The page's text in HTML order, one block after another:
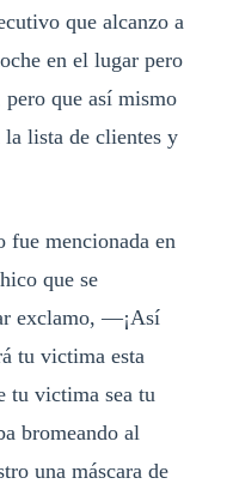
que alcanzo a
en el lugar pero
que así mismo
la lista de clientes y
fue mencionada en
que se
exclamo, —¡Así
tu victima esta
tu victima sea tu
bromeando al
una máscara de